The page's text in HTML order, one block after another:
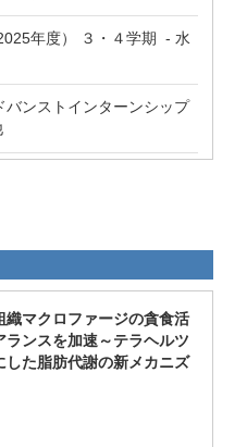
年度） ３・４学期 - 水
ンストインターンシップ
マクロファージの貪食活
ンスを加速～テラヘルツ
た脂肪代謝の新メカニズ